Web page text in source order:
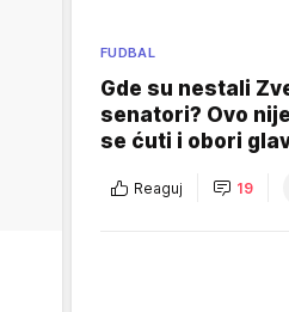
FUDBAL
Gde su nestali
senatori? Ovo
se ćuti i obori
Reaguj 19